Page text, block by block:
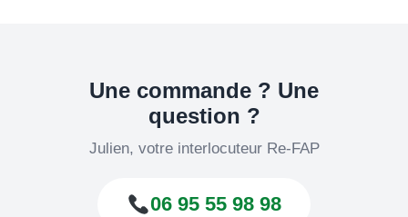
Une commande ? Une
question ?
Julien, votre interlocuteur Re-FAP
06 95 55 98 98